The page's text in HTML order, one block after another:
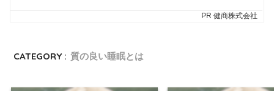
CATEGORY : 質の良い睡眠とは